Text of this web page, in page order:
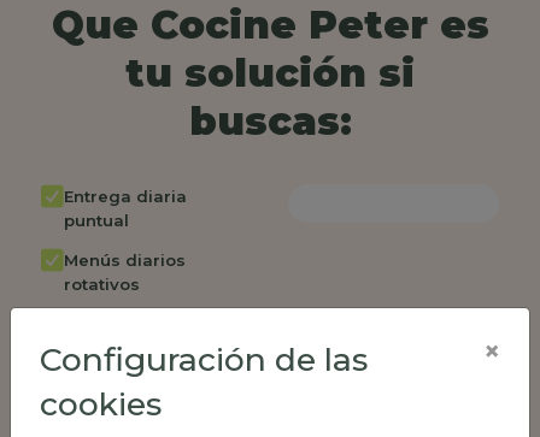
Que Cocine Peter es
tu solución si
buscas:
Entrega diaria
puntual
Menús diarios
rotativos
semanalmente
Factura única
Configuración de las
cookies
×